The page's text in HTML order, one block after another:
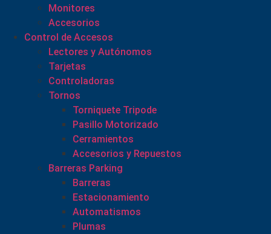
Monitores
Accesorios
Control de Accesos
Lectores y Autónomos
Tarjetas
Controladoras
Tornos
Torniquete Tripode
Pasillo Motorizado
Cerramientos
Accesorios y Repuestos
Barreras Parking
Barreras
Estacionamiento
Automatismos
Plumas